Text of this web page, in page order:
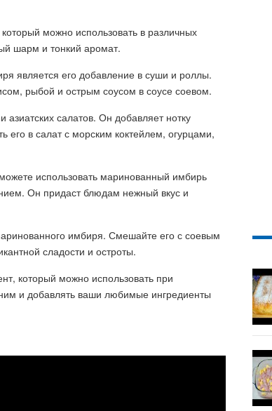
можно использовать в различных
шарм и тонкий аромат.
является его добавление в суши и роллы.
рыбой и острым соусом в соусе соевом.
салатов. Он добавляет нотку
в салат с морским коктейлем, огурцами,
использовать маринованный имбирь
Он придаст блюдам нежный вкус и
имбиря. Смешайте его с соевым
сладости и остроты.
который можно использовать при
и добавлять ваши любимые ингредиенты